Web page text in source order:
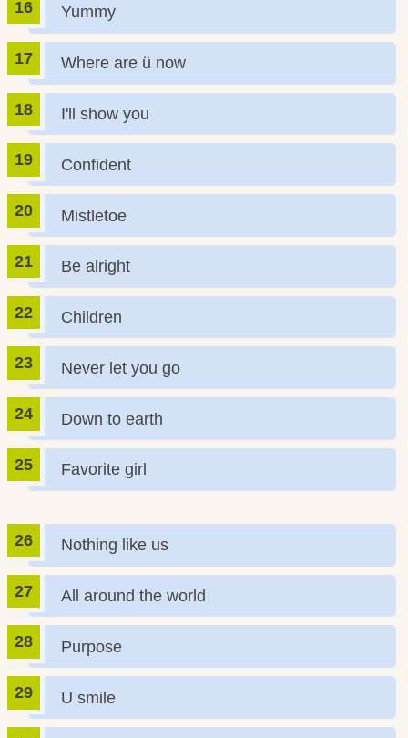
Yummy
Where are ü now
I'll show you
Confident
Mistletoe
Be alright
Children
Never let you go
Down to earth
Favorite girl
Nothing like us
All around the world
Purpose
U smile